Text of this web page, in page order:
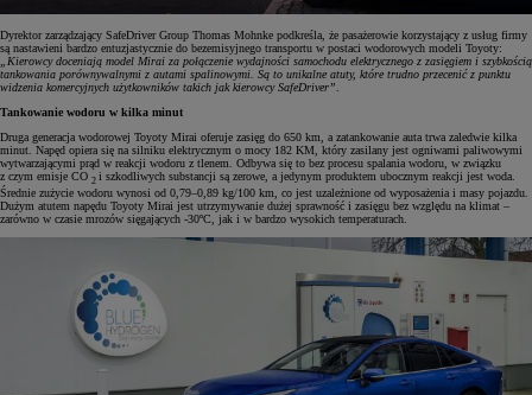
Dyrektor zarządzający SafeDriver Group Thomas Mohnke podkreśla, że pasażerowie korzystający z usług firmy
są nastawieni bardzo entuzjastycznie do bezemisyjnego transportu w postaci wodorowych modeli Toyoty:
„Kierowcy doceniają model Mirai za połączenie wydajności samochodu elektrycznego z zasięgiem i szybkością
tankowania porównywalnymi z autami spalinowymi. Są to unikalne atuty, które trudno przecenić z punktu
widzenia komercyjnych użytkowników takich jak kierowcy SafeDriver”
Tankowanie wodoru w kilka minut
Druga generacja wodorowej Toyoty Mirai oferuje zasięg do 650 km, a zatankowanie auta trwa zaledwie kilka
minut. Napęd opiera się na silniku elektrycznym o mocy 182 KM, który zasilany jest ogniwami paliwowymi
wytwarzającymi prąd w reakcji wodoru z tlenem. Odbywa się to bez procesu spalania wodoru, w związku
z czym emisje CO 2 i szkodliwych substancji są zerowe, a jedynym produktem ubocznym reakcji jest woda.
Średnie zużycie wodoru wynosi od 0,79–0,89 kg/100 km, co jest uzależnione od wyposażenia i masy pojazdu.
Dużym atutem napędu Toyoty Mirai jest utrzymywanie dużej sprawność i zasięgu bez względu na klimat –
zarówno w czasie mrozów sięgających -30ºC, jak i w bardzo wysokich temperaturach.